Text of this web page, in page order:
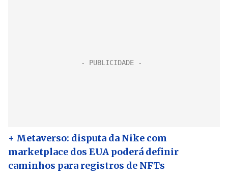
+ Metaverso: disputa da Nike com
marketplace dos EUA poderá definir
caminhos para registros de NFTs